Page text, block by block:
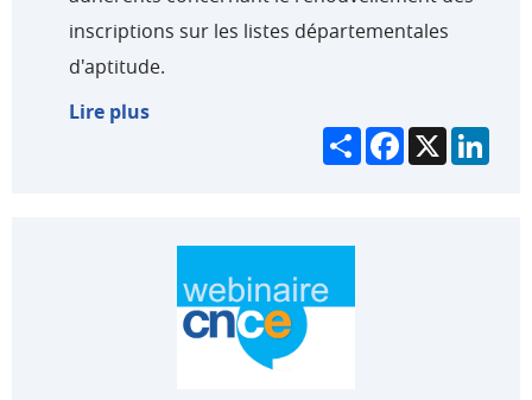
inscriptions sur les listes départementales
d'aptitude.
Lire plus
PartagerFacebook
X